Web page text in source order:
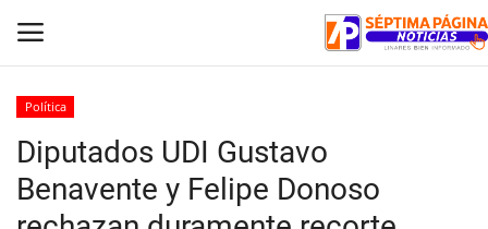
Inicio
Crónica
Política
Diputados UDI Gustavo
Benavente y Felipe Donoso